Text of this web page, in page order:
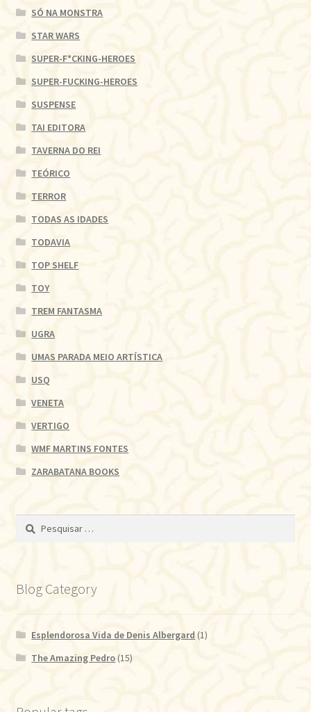
SÓ NA MONSTRA
STAR WARS
SUPER-F*CKING-HEROES
SUPER-FUCKING-HEROES
SUSPENSE
TAI EDITORA
TAVERNA DO REI
TEÓRICO
TERROR
TODAS AS IDADES
TODAVIA
TOP SHELF
TOY
TREM FANTASMA
UGRA
UMAS PARADA MEIO ARTÍSTICA
USQ
VENETA
VERTIGO
WMF MARTINS FONTES
ZARABATANA BOOKS
Pesquisar
Blog Category
Esplendorosa Vida de Denis Albergard (1)
The Amazing Pedro(15)